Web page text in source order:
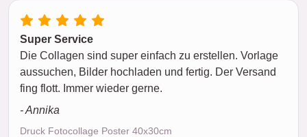
Super Service
Die Collagen sind super einfach zu erstellen. Vorlage
aussuchen, Bilder hochladen und fertig. Der Versand
fing flott. Immer wieder gerne.
- Annika
Druck Fotocollage Poster 40x30cm